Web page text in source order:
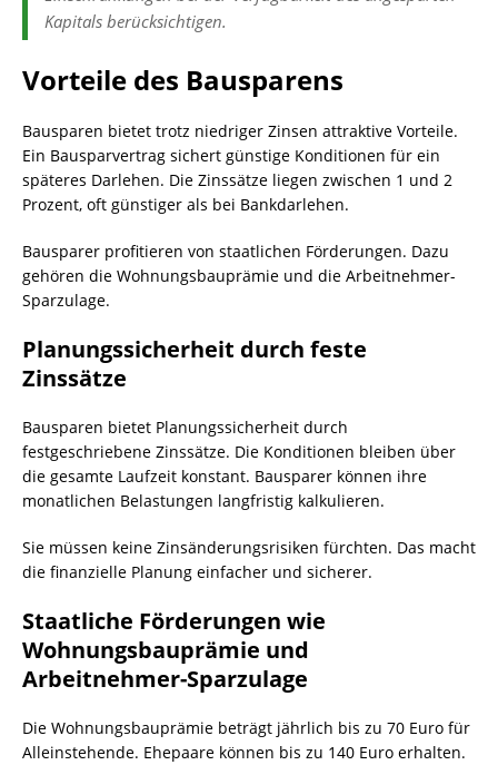
Kapitals berücksichtigen.
Vorteile des Bausparens
Bausparen bietet trotz niedriger Zinsen attraktive Vorteile.
Ein Bausparvertrag sichert günstige Konditionen für ein
späteres Darlehen. Die Zinssätze liegen zwischen 1 und 2
Prozent, oft günstiger als bei Bankdarlehen.
Bausparer profitieren von staatlichen Förderungen. Dazu
gehören die Wohnungsbauprämie und die Arbeitnehmer-
Sparzulage.
Planungssicherheit durch feste
Zinssätze
Bausparen bietet Planungssicherheit durch
festgeschriebene Zinssätze. Die Konditionen bleiben über
die gesamte Laufzeit konstant. Bausparer können ihre
monatlichen Belastungen langfristig kalkulieren.
Sie müssen keine Zinsänderungsrisiken fürchten. Das macht
die finanzielle Planung einfacher und sicherer.
Staatliche Förderungen wie
Wohnungsbauprämie und
Arbeitnehmer-Sparzulage
Die Wohnungsbauprämie beträgt jährlich bis zu 70 Euro für
Alleinstehende. Ehepaare können bis zu 140 Euro erhalten.